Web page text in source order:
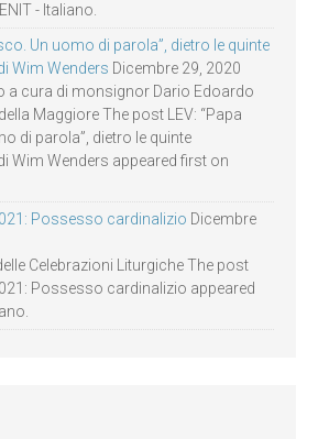
- Italiano.
Un uomo di parola”, dietro le quinte
Wim Wenders Dicembre 29, 2020
a cura di monsignor Dario Edoardo
Maggiore The post LEV: “Papa
di parola”, dietro le quinte
Wim Wenders appeared first on
Possesso cardinalizio Dicembre
Celebrazioni Liturgiche The post
Possesso cardinalizio appeared